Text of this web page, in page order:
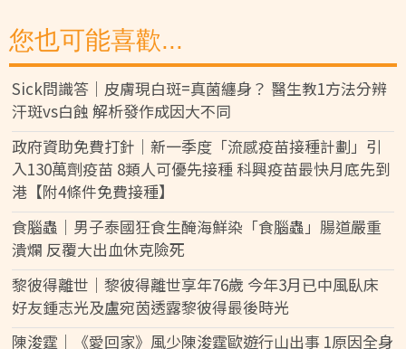
您也可能喜歡...
Sick問識答｜皮膚現白斑=真菌纏身？ 醫生教1方法分辨
汗斑vs白蝕 解析發作成因大不同
政府資助免費打針｜新一季度「流感疫苗接種計劃」引
入130萬劑疫苗 8類人可優先接種 科興疫苗最快月底先到
港【附4條件免費接種】
食腦蟲｜男子泰國狂食生醃海鮮染「食腦蟲」腸道嚴重
潰爛 反覆大出血休克險死
黎彼得離世｜黎彼得離世享年76歲 今年3月已中風臥床
好友鍾志光及盧宛茵透露黎彼得最後時光
陳浚霆｜《愛回家》風少陳浚霆歐遊行山出事 1原因全身